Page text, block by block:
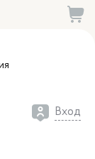
Вход